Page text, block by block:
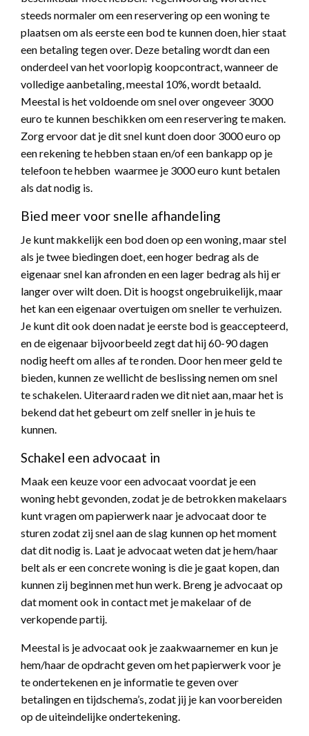
steeds normaler om een reservering op een woning te
plaatsen om als eerste een bod te kunnen doen, hier staat
een betaling tegen over. Deze betaling wordt dan een
onderdeel van het voorlopig koopcontract, wanneer de
volledige aanbetaling, meestal 10%, wordt betaald.
Meestal is het voldoende om snel over ongeveer 3000
euro te kunnen beschikken om een reservering te maken.
Zorg ervoor dat je dit snel kunt doen door 3000 euro op
een rekening te hebben staan en/of een bankapp op je
telefoon te hebben waarmee je 3000 euro kunt betalen
als dat nodig is.
Bied meer voor snelle afhandeling
Je kunt makkelijk een bod doen op een woning, maar stel
als je twee biedingen doet, een hoger bedrag als de
eigenaar snel kan afronden en een lager bedrag als hij er
langer over wilt doen. Dit is hoogst ongebruikelijk, maar
het kan een eigenaar overtuigen om sneller te verhuizen.
Je kunt dit ook doen nadat je eerste bod is geaccepteerd,
en de eigenaar bijvoorbeeld zegt dat hij 60-90 dagen
nodig heeft om alles af te ronden. Door hen meer geld te
bieden, kunnen ze wellicht de beslissing nemen om snel
te schakelen. Uiteraard raden we dit niet aan, maar het is
bekend dat het gebeurt om zelf sneller in je huis te
kunnen.
Schakel een advocaat in
Maak een keuze voor een advocaat voordat je een
woning hebt gevonden, zodat je de betrokken makelaars
kunt vragen om papierwerk naar je advocaat door te
sturen zodat zij snel aan de slag kunnen op het moment
dat dit nodig is. Laat je advocaat weten dat je hem/haar
belt als er een concrete woning is die je gaat kopen, dan
kunnen zij beginnen met hun werk. Breng je advocaat op
dat moment ook in contact met je makelaar of de
verkopende partij.
Meestal is je advocaat ook je zaakwaarnemer en kun je
hem/haar de opdracht geven om het papierwerk voor je
te ondertekenen en je informatie te geven over
betalingen en tijdschema’s, zodat jij je kan voorbereiden
op de uiteindelijke ondertekening.